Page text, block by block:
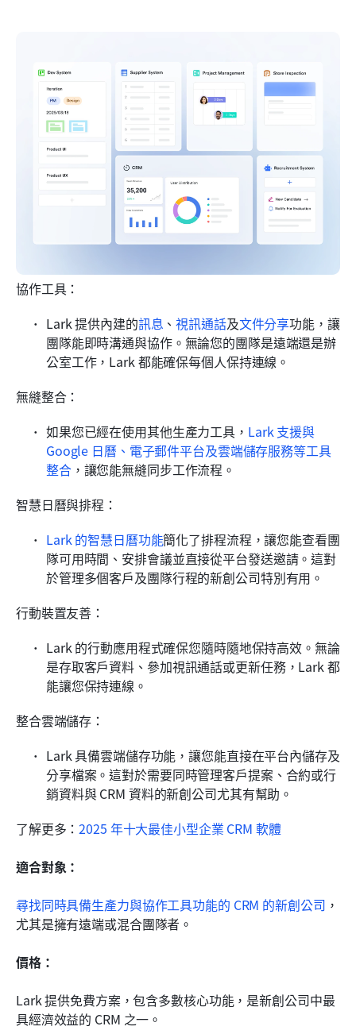
協作工具：
Lark 提供內建的訊息 、視訊通話及文件分享功能，讓
團隊能即時溝通與協作。無論您的團隊是遠端還是辦
公室工作，Lark 都能確保每個人保持連線。
無縫整合：
如果您已經在使用其他生產力工具， Lark 支援與
Google 日曆、電子郵件平台及雲端儲存服務等工具
整合，讓您能無縫同步工作流程。
智慧日曆與排程：
Lark 的智慧日曆功能簡化了排程流程，讓您能查看團
隊可用時間、安排會議並直接從平台發送邀請。這對
於管理多個客戶及團隊行程的新創公司特別有用。
行動裝置友善：
Lark 的行動應用程式確保您隨時隨地保持高效。無論
是存取客戶資料、參加視訊通話或更新任務，Lark 都
能讓您保持連線。
整合雲端儲存：
Lark 具備雲端儲存功能，讓您能直接在平台內儲存及
分享檔案。這對於需要同時管理客戶提案、合約或行
銷資料與 CRM 資料的新創公司尤其有幫助。
了解更多：2025 年十大最佳小型企業 CRM 軟體
適合對象：
尋找同時具備生產力與協作工具功能的 CRM 的新創公司 ，
尤其是擁有遠端或混合團隊者。
價格：
Lark 提供免費方案，包含多數核心功能，是新創公司中最
具經濟效益的 CRM 之一。